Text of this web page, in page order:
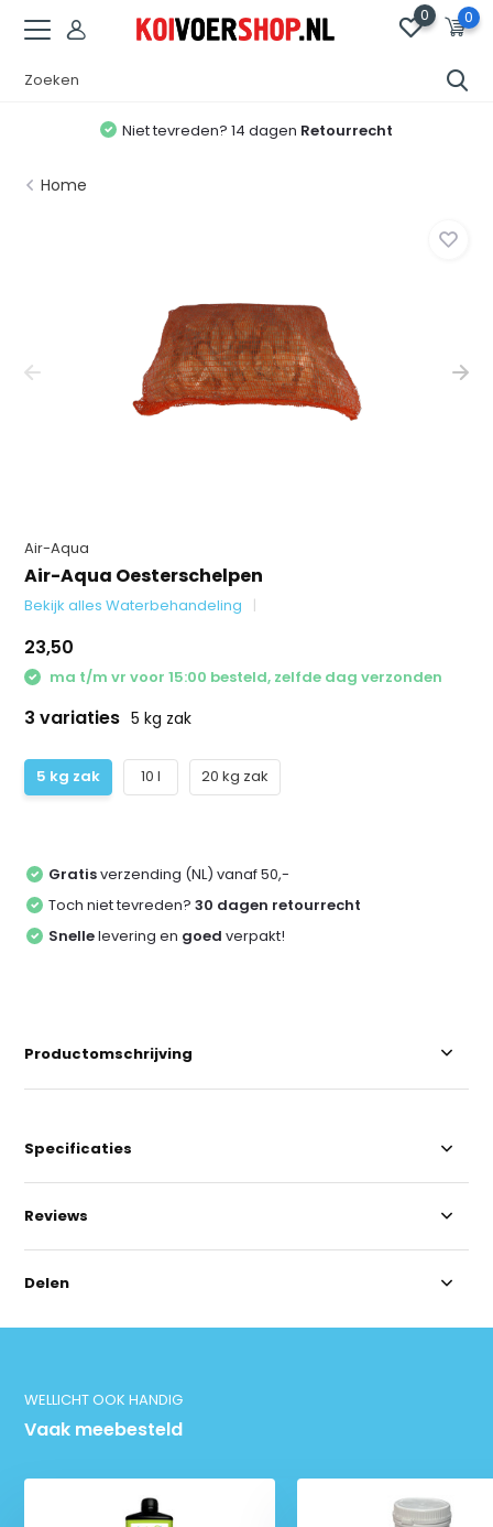
0 0
Niet tevreden? 14 dagen Retourrecht
Home
Air-Aqua
Air-Aqua Oesterschelpen
Bekijk alles Waterbehandeling
23,50
ma t/m vr voor 15:00 besteld, zelfde dag verzonden
3 variaties 5 kg zak
5 kg zak 10 l 20 kg zak
Gratisverzending (NL) vanaf 50,-
Toch niet tevreden?30 dagen retourrecht
Snellelevering en goed verpakt!
Productomschrijving
Specificaties
Reviews
Delen
WELLICHT OOK HANDIG
Vaak meebesteld